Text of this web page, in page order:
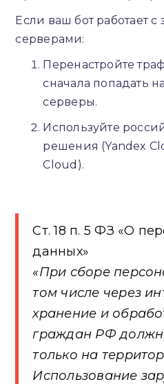
Если ваш бот работает
серверами:
Перенастройте
сначала попадать
серверы.
Используйте
решения (Yandex
Cloud).
Ст. 18 п. 5 ФЗ «О
данных»
«При сборе
том числе через
хранение и
граждан РФ
только на
Использование